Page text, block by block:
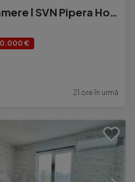
Vila exclusivista l 5 Camere l SVN Pipera Homes
€
21 ore în urmă